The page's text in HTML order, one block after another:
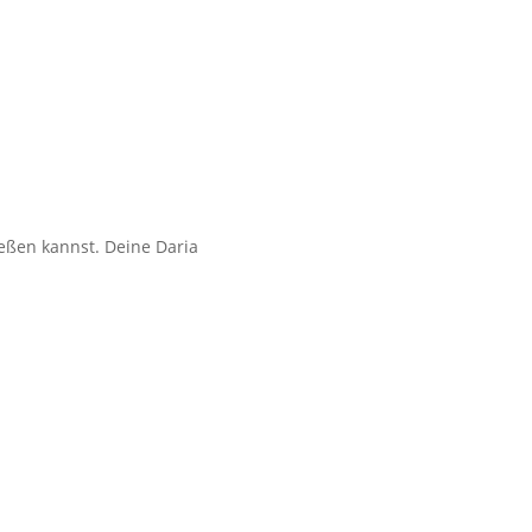
kannst. Deine Daria